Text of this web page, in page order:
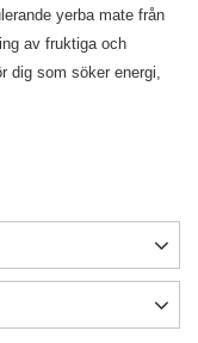
yerba mate från
av fruktiga och
dig som söker energi,